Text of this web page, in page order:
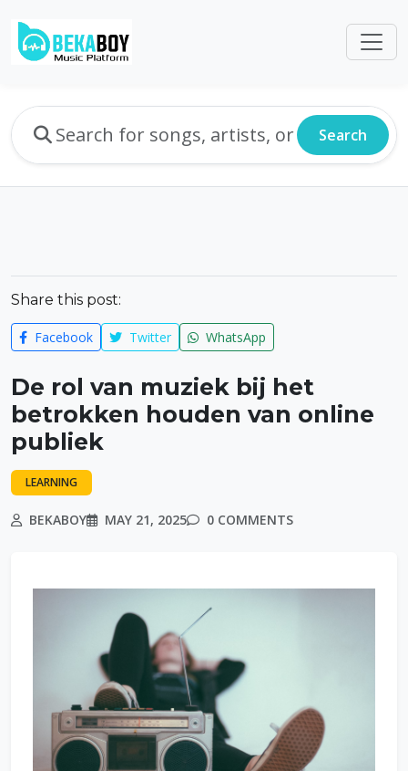
Search
Share this post:
Facebook Twitter WhatsApp
De rol van muziek bij het
betrokken houden van online
publiek
LEARNING
BEKABOY MAY 21, 2025 0 COMMENTS